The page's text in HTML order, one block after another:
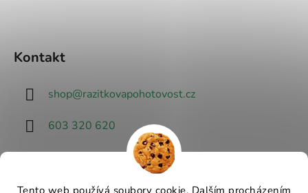
Tento web používá soubory cookie. Dalším procházením
Kontakt
shop@razitkovapohotovost.cz
603 320 620